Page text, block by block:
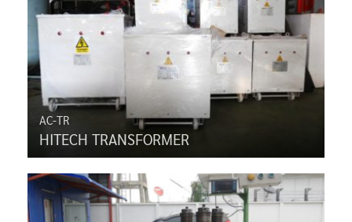
AC-TR
HITECH TRANSFORMER